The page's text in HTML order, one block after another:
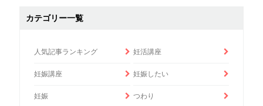
カテゴリー一覧
人気記事ランキング 妊活講座
妊娠講座 妊娠したい
妊娠 つわり